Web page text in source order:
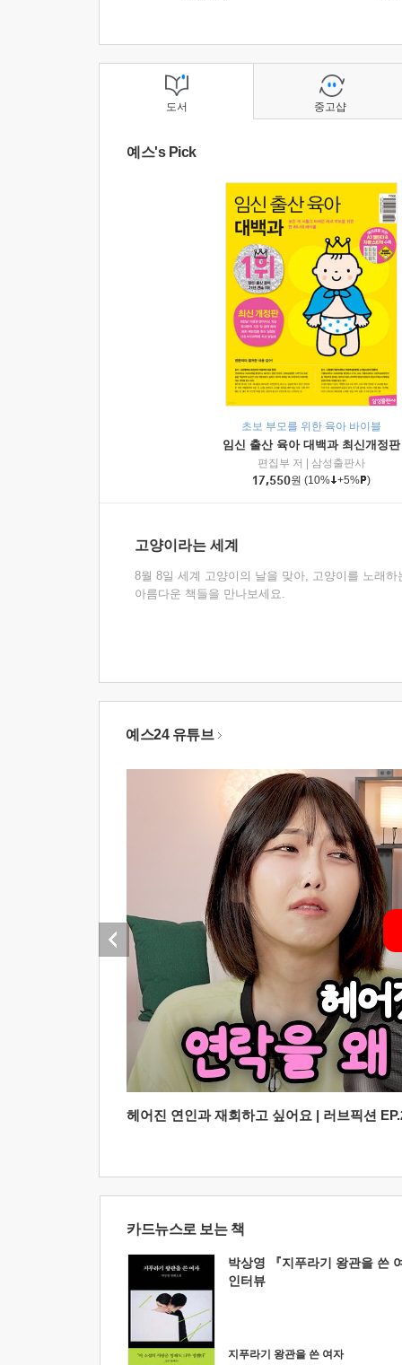
도서
예스's Pick
초보 부모를 위한 육아 바이블
임신 출산 육아 대백과 최신개정판
편집부 저
삼성출판사
17,550원 (10% +5% )
고양이라는 세계
8월 8일 세계 고양이의 날을 맞아, 고양이를 노래하
아름다운 책들을 만나보세요.
중고샵
예스24 유튜브
헤어진 연인과 재회하고 싶어요 | 러브픽션
카드뉴스로 보는 책
박상영 『지푸라기 왕관을 쓴
인터뷰
지푸라기 왕관을 쓴 여자